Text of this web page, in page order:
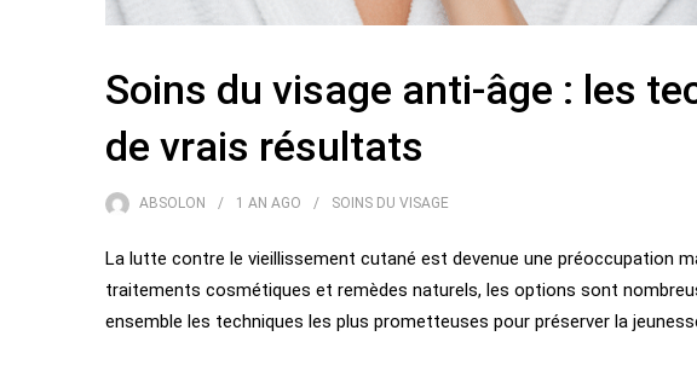
Soins du visage anti-âge : les
de vrais résultats
ABSOLON 1 AN AGO SOINS DU VISAGE
La lutte contre le vieillissement cutané est devenue une préoccupation
traitements cosmétiques et remèdes naturels, les options sont
ensemble les techniques les plus prometteuses pour préserver la